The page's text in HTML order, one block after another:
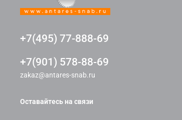
+7(495) 77-888-69
+7(901) 578-88-69
zakaz@antares-snab.ru
Оставайтесь на связи